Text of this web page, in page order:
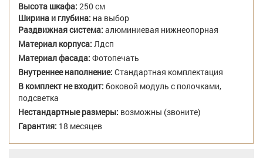
Высота шкафа: 250 см
Ширина и глубина: на выбор
Раздвижная система: алюминиевая нижнеопорная
Материал корпуса: Лдсп
Материал фасада: Фотопечать
Внутреннее наполнение: Стандартная комплектация
В комплект не входит: боковой модуль с полочками,
подсветка
Нестандартные размеры: возможны (звоните)
Гарантия: 18 месяцев